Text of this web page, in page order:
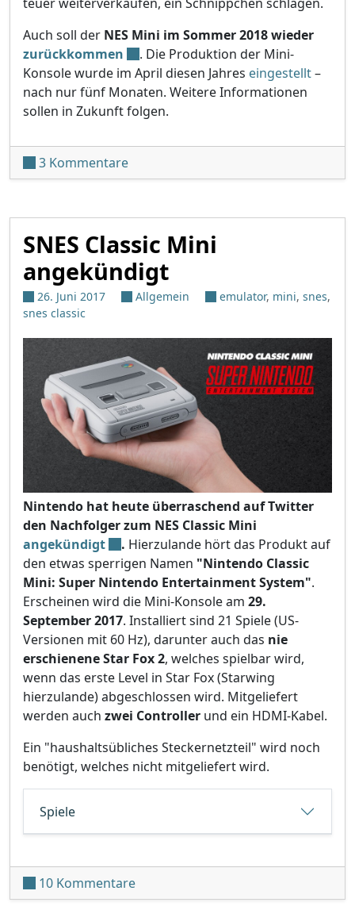
Auch soll der NES Mini im Sommer 2018 wieder
zurückkommen
. Die Produktion der Mini-
Konsole wurde im April diesen Jahres eingestellt–
nach nur fünf Monaten. Weitere Informationen
sollen in Zukunft folgen.
3 Kommentarezu SNES Mini wird auch 2018
SNES Classic Mini
angekündigt
26. Juni 2017 Allgemein emulator, mini, snes,
snes classic
Nintendo hat heute überraschend auf Twitter
den Nachfolger zum NES Classic Mini
angekündigt
. Hierzulande hört das Produkt auf
den etwas sperrigen Namen "Nintendo Classic
Mini: Super Nintendo Entertainment System".
Erscheinen wird die Mini-Konsole am 29.
September 2017. Installiert sind 21 Spiele (US-
Versionen mit 60 Hz), darunter auch das nie
erschienene Star Fox 2, welches spielbar wird,
wenn das erste Level in Star Fox (Starwing
hierzulande) abgeschlossen wird. Mitgeliefert
werden auch zwei Controller und ein HDMI-Kabel.
Ein "haushaltsübliches Steckernetzteil" wird noch
benötigt, welches nicht mitgeliefert wird.
Spiele
10 Kommentarezu SNES Classic Mini angekündigt